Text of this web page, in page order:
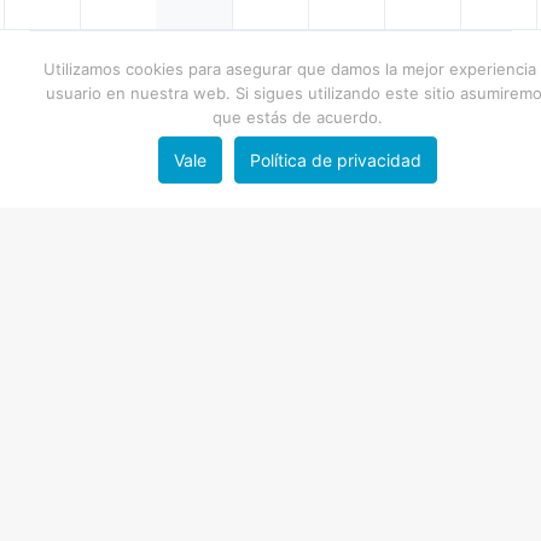
Utilizamos cookies para asegurar que damos la mejor experiencia
usuario en nuestra web. Si sigues utilizando este sitio
que estás de acuerdo.
Vale Política de privacidad